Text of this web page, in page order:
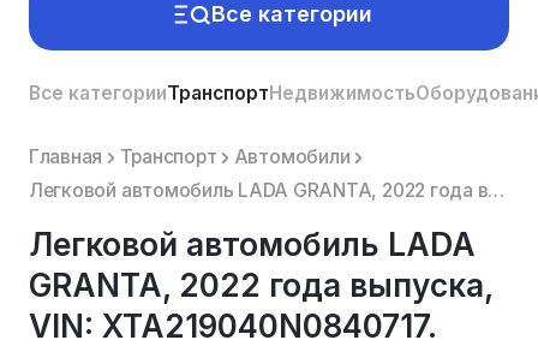
Все категории
Все категорииТранспортНедвижимость
Главная Транспорт
Автомобили
Легковой автомобиль LADA GRANTA, 2022 года выпуска, VIN: XTA219040N0840717. Имущество должника являе...
Легковой автомобиль LADA
GRANTA, 2022 года выпуска,
VIN: XTA219040N0840717.